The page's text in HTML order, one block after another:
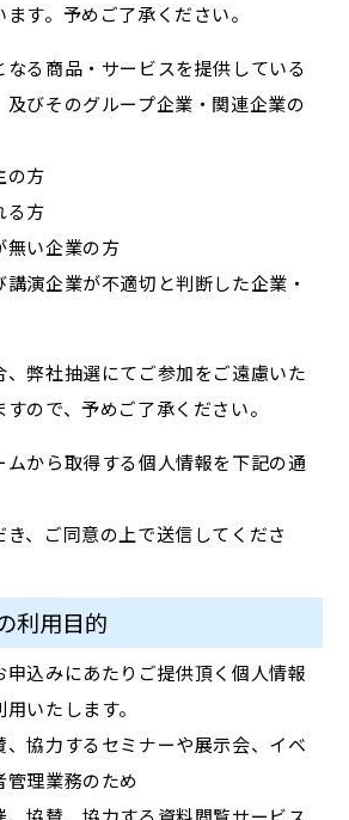
す。予めご了承ください。
なる商品・サービスを提供している
びそのグループ企業・関連企業の
の方
る方
無い企業の方
講演企業が不適切と判断した企業・
弊社抽選にてご参加をご遠慮いた
ので、予めご了承ください。
ムから取得する個人情報を下記の通
、ご同意の上で送信してくださ
利用目的
込みにあたりご提供頂く個人情報
いたします。
、協力するセミナーや展示会、イベ
管理業務のため